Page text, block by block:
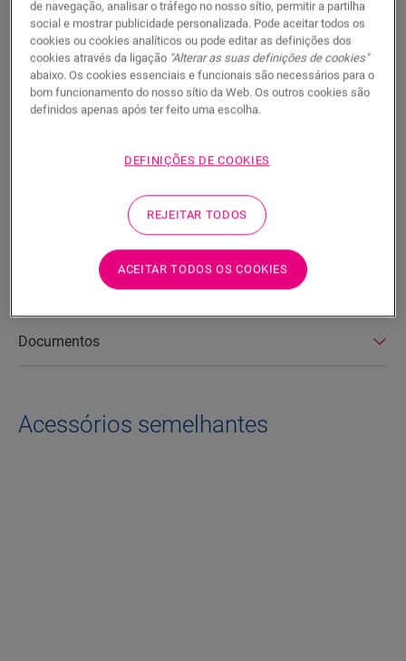
Características do produto
Este Scotia é um rodapé discreto que combina na perfeição
com a cor do seu pavimento. Um Scotia também pode ser útil
acabamento estanque, pode combiná-lo com a espuma de
disponível numa versão branca que se pode pintar
Documentos
Acessórios semelhantes
de navegação, analisar o tráfego no nosso sítio, permitir a partilha
social e mostrar publicidade personalizada. Pode aceitar todos os
cookies ou cookies analíticos ou pode editar as definições dos
cookies através da ligação "Alterar as suas definições de cookies"
abaixo. Os cookies essenciais e funcionais são necessários para o
bom funcionamento do nosso sítio da Web. Os outros cookies são
definidos apenas após ter feito uma escolha.
DEFINIÇÕES DE COOKIES
REJEITAR TODOS
ACEITAR TODOS OS COOKIES